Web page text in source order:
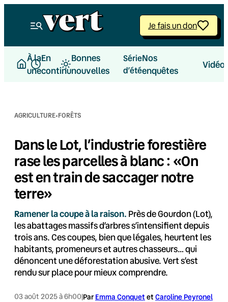
Je fais un don
À la
une
En
continu
Bonnes
nouvelles
Série
d’été
Nos
enquêtes
AGRICULTURE·FORÊTS
Dans le Lot, l’industrie forestière
rase les parcelles à blanc : «On
est en train de saccager notre
terre»
Ramener la coupe à la raison. Près de Gourdon (Lot),
les abattages massifs d’arbres s’intensifient depuis
trois ans. Ces coupes, bien que légales, heurtent les
habitants, promeneurs et autres chasseurs… qui
dénoncent une déforestation abusive. Vert s’est
rendu sur place pour mieux comprendre.
03 août 2025 à 6h00|Par Emma Conquet et Caroline Peyronel